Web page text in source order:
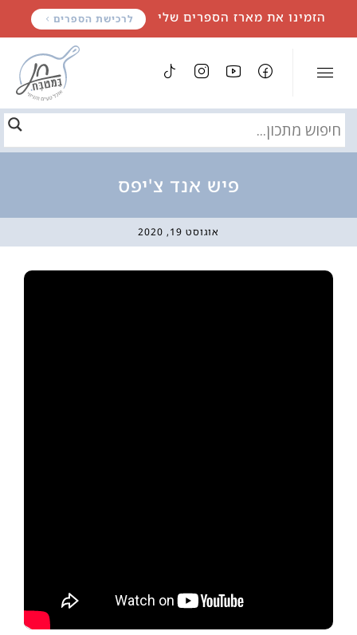
הזמינו את מארז הספרים שלי לרכישת הספרים
פיש אנד צ'יפס
אוגוסט 19, 2020